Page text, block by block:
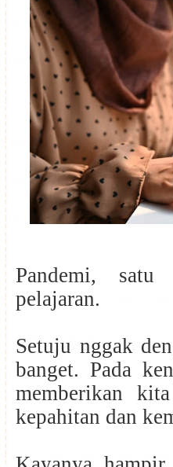
Pandemi,
pelajaran.
Setuju nggak
banget. Pada
memberikan
kepahitan dan